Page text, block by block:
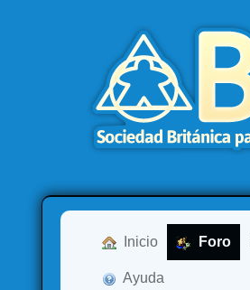
Inicio Foro
Ayuda